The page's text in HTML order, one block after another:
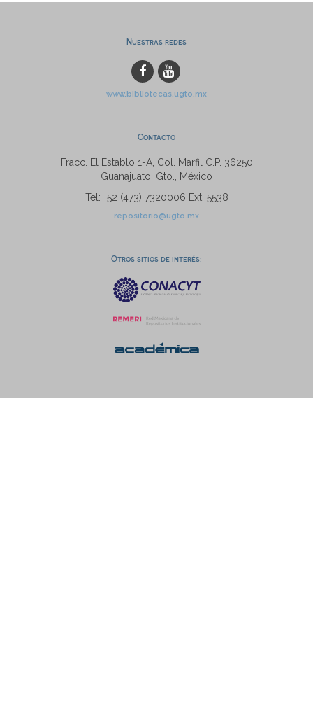
Nuestras redes
www.bibliotecas.ugto.mx
Contacto
Fracc. El Establo 1-A, Col. Marfil C.P. 36250
Guanajuato, Gto., México
Tel: +52 (473) 7320006 Ext. 5538
repositorio@ugto.mx
Otros sitios de interés: